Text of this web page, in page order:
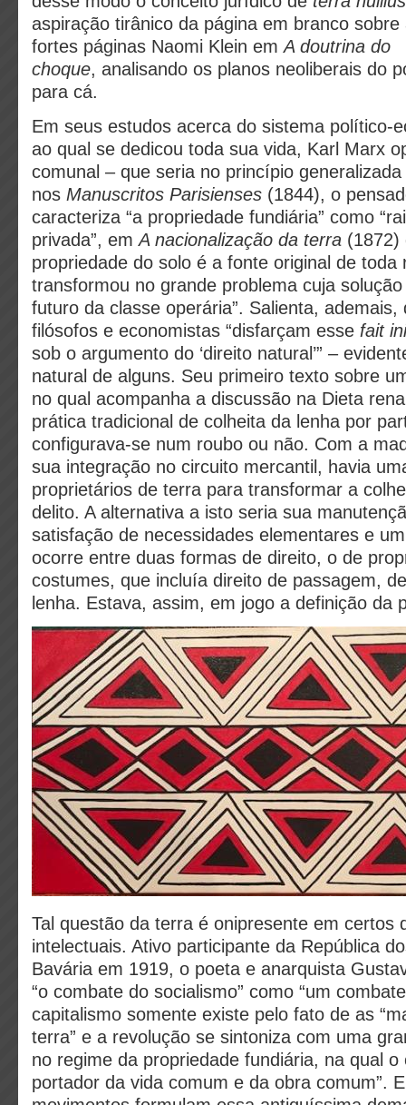
aspiração tirânico da página em branco
fortes páginas Naomi Klein emA doutrina do
choque, analisando os planos neoliberais do
para cá.
Em seus estudos acerca do sistema político-
ao qual se dedicou toda sua vida, Karl Marx
comunal – que seria no princípio
nos Manuscritos Parisienses (1844), o
caracteriza “a propriedade fundiária” como
privada”, emA nacionalização da terra (1872)
propriedade do solo é a fonte original de toda
transformou no grande problema cuja
futuro da classe operária”. Salienta, ademais,
filósofos e economistas “disfarçam esse fait
sob o argumento do ‘direito natural’” –
natural de alguns. Seu primeiro texto sobre
no qual acompanha a discussão na Dieta
prática tradicional de colheita da lenha por
configurava-se num roubo ou não. Com a
sua integração no circuito mercantil, havia
proprietários de terra para transformar a
delito. A alternativa a isto seria sua
satisfação de necessidades elementares e
ocorre entre duas formas de direito, o de
costumes, que incluía direito de passagem,
lenha. Estava, assim, em jogo a definição da
Tal questão da terra é onipresente em certos
intelectuais. Ativo participante da República
Bavária em 1919, o poeta e anarquista
“o combate do socialismo” como “um
capitalismo somente existe pelo fato de as
terra” e a revolução se sintoniza com uma
no regime da propriedade fundiária, na qual o
portador da vida comum e da obra comum”.